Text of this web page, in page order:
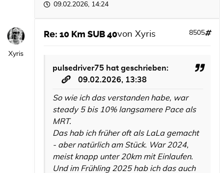
09.02.2026, 14:24
Xyris
Re: 10 Km SUB 40 8505
von Xyris
pulsedriver75 hat geschrieben:
09.02.2026, 13:38
So wie ich das verstanden habe, war
steady 5 bis 10% langsamere Pace als
MRT.
Das hab ich früher oft als LaLa gemacht
- aber natürlich am Stück. War 2024,
meist knapp unter 20km mit Einlaufen.
Und im Frühling 2025 hab ich das auch